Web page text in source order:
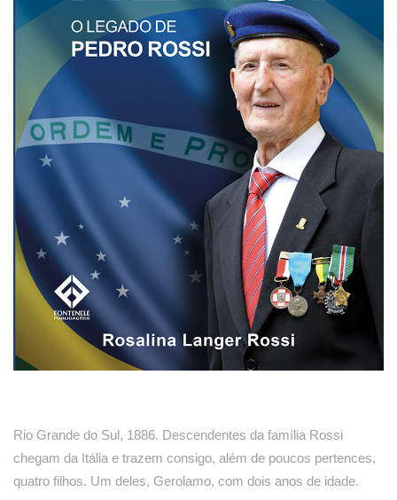
Rio Grande do Sul, 1886. Descendentes da família Rossi
chegam da Itália e trazem consigo, além de poucos pertences,
quatro filhos. Um deles, Gerolamo, com dois anos de idade.